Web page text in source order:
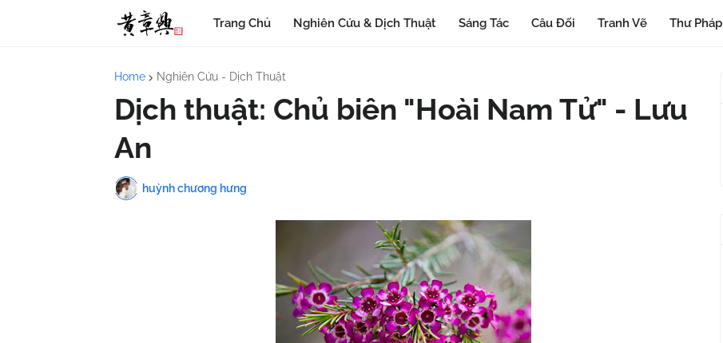
Trang Chủ Nghiên Cứu & Dịch Thuật Sáng Tác Câu Đối Tranh Vẽ Thư Pháp
Home Nghiên Cứu - Dịch Thuật
Dịch thuật: Chủ biên "Hoài Nam Tử" - Lưu
An
huỳnh chương hưng